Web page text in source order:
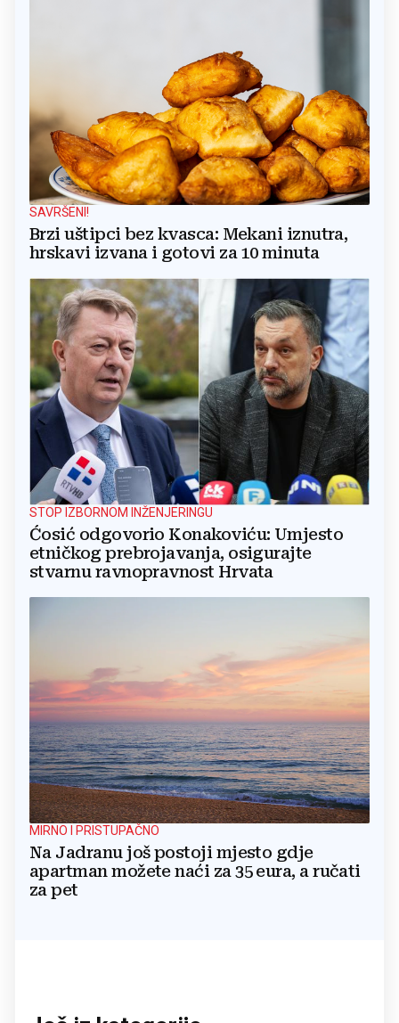
SAVRŠENI!
Brzi uštipci bez kvasca: Mekani iznutra,
hrskavi izvana i gotovi za 10 minuta
STOP IZBORNOM INŽENJERINGU
Ćosić odgovorio Konakoviću: Umjesto
etničkog prebrojavanja, osigurajte
stvarnu ravnopravnost Hrvata
MIRNO I PRISTUPAČNO
Na Jadranu još postoji mjesto gdje
apartman možete naći za 35 eura, a ručati
za pet